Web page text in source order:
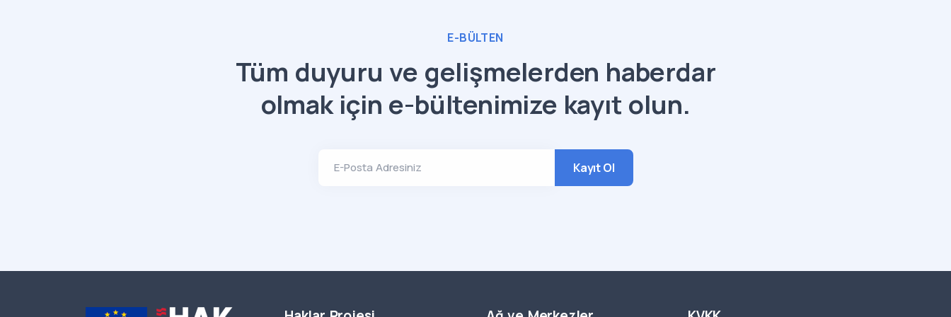
E-BÜLTEN
Tüm duyuru ve gelişmelerden haberdar
olmak için e-bültenimize kayıt olun.
E-Posta Adresiniz Kayıt Ol